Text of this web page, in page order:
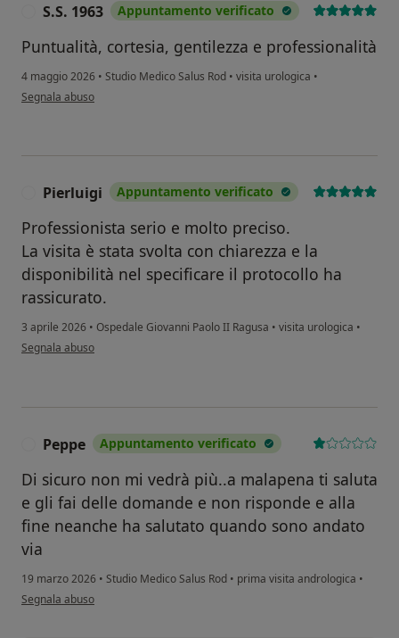
S.S. 1963 Appuntamento verificato
Puntualità, cortesia, gentilezza e professionalità
4 maggio 2026 • Studio Medico Salus Rod • visita urologica •
secondo l'opinione dell'utente S.S. 1963
Segnala abuso
Pierluigi Appuntamento verificato
Professionista serio e molto preciso.
La visita è stata svolta con chiarezza e la
disponibilità nel specificare il protocollo ha
rassicurato.
3 aprile 2026 • Ospedale Giovanni Paolo II Ragusa • visita urologica •
secondo l'opinione dell'utente Pierluigi
Segnala abuso
Peppe Appuntamento verificato
Di sicuro non mi vedrà più..a malapena ti saluta
e gli fai delle domande e non risponde e alla
fine neanche ha salutato quando sono andato
via
19 marzo 2026 • Studio Medico Salus Rod • prima visita andrologica •
secondo l'opinione dell'utente Peppe
Segnala abuso